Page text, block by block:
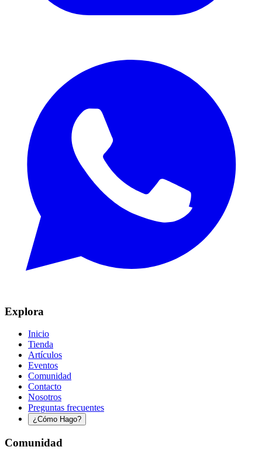
Explora
Inicio
Tienda
Artículos
Eventos
Comunidad
Contacto
Nosotros
Preguntas frecuentes
¿Cómo Hago?
Comunidad